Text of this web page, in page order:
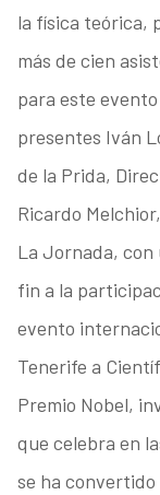
la física teórica,
más de cien
para este
presentes Iván
de la Prida,
Ricardo
La Jornada,
fin a la
evento
Tenerife a
Premio Nobel,
que celebra en
se ha